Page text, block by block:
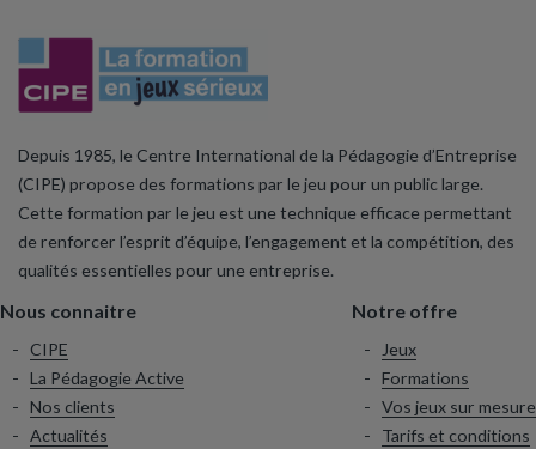
Depuis 1985, le Centre International de la Pédagogie d’Entreprise
(CIPE) propose des formations par le jeu pour un public large.
Cette formation par le jeu est une technique efficace permettant
de renforcer l’esprit d’équipe, l’engagement et la compétition, des
qualités essentielles pour une entreprise.
Nous connaitre
CIPE
La Pédagogie Active
Nos clients
Actualités
Notre offre
Jeux
Formations
Vos jeux sur mesure
Tarifs et conditions